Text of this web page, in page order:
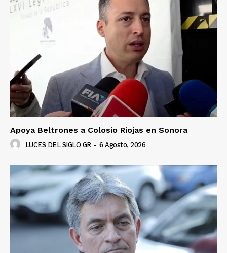
Apoya Beltrones a Colosio Riojas en Sonora
LUCES DEL SIGLO GR - 6 Agosto, 2026